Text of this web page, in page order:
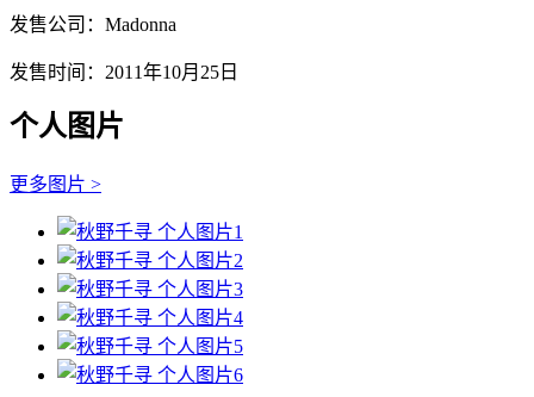
发售公司：Madonna
发售时间：2011年10月25日
个人图片
更多图片 >